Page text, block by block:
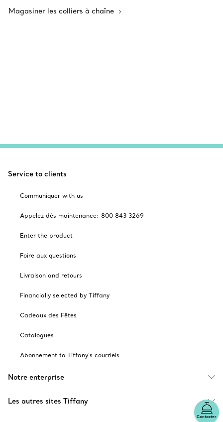
Magasiner les colliers à chaîne
Contacter
Service to clients
Communiquer with us
Appelez dès maintenance: 800 843 3269
Enter the product
Foire aux questions
Livraison and retours
Financially selected by Tiffany
Cadeaux des Fêtes
Catalogues
Abonnement to Tiffany's courriels
Notre enterprise
Les autres sites Tiffany